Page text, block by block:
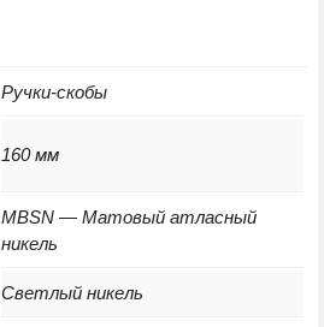
Ручки-скобы
160 мм
MBSN — Матовый атласный
никель
Светлый никель